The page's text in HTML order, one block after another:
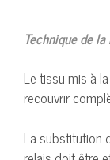
Technique de
Le tissu mis à
recouvrir
La substitution